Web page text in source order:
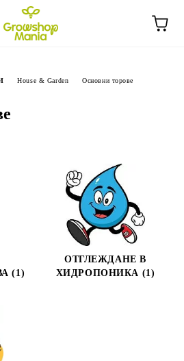
House & Garden Основни торове
(1)
ОТГЛЕЖДАНЕ В
ХИДРОПОНИКА (1)